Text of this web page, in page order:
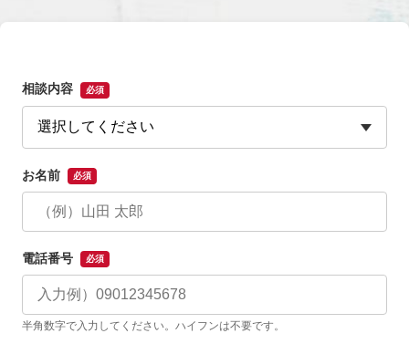
相談内容 必須
お名前 必須
電話番号 必須
半角数字で入力してください。ハイフンは不要です。